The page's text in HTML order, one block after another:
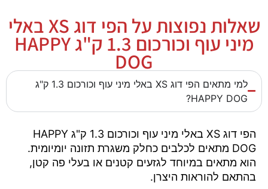
שאלות נפוצות על הפי דוג XS באלי
מיני עוף וכורכום 1.3 ק"ג HAPPY
DOG
למי מתאים הפי דוג XS באלי מיני עוף וכורכום 1.3 ק"ג
HAPPY DOG?
הפי דוג XS באלי מיני עוף וכורכום 1.3 ק"ג HAPPY
DOG מתאים לכלבים כחלק משגרת תזונה יומיומית.
הוא מתאים במיוחד לגזעים קטנים או בעלי פה קטן,
בהתאם להוראות היצרן.